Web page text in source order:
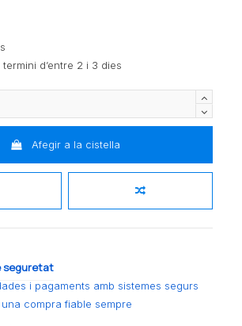
d’entre 2 i 3 dies
Afegir a la cistella
seguretat
i pagaments amb sistemes segurs
compra fiable sempre